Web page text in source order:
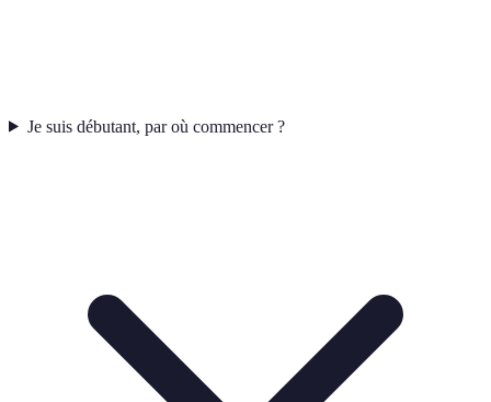
Je suis débutant, par où commencer ?